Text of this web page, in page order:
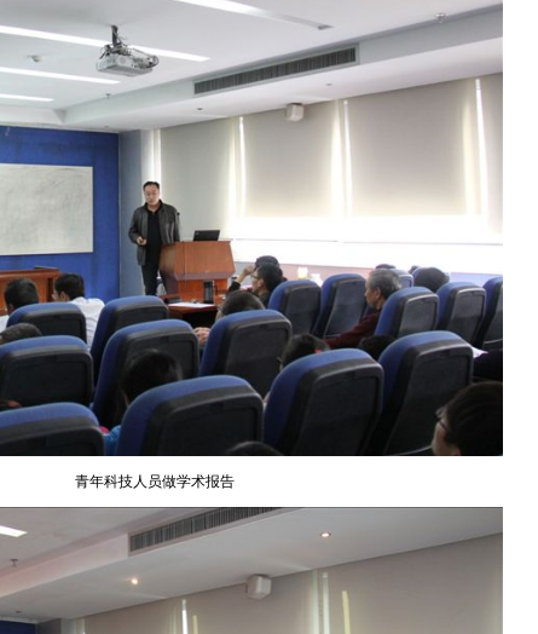
青年科技人员做学术报告